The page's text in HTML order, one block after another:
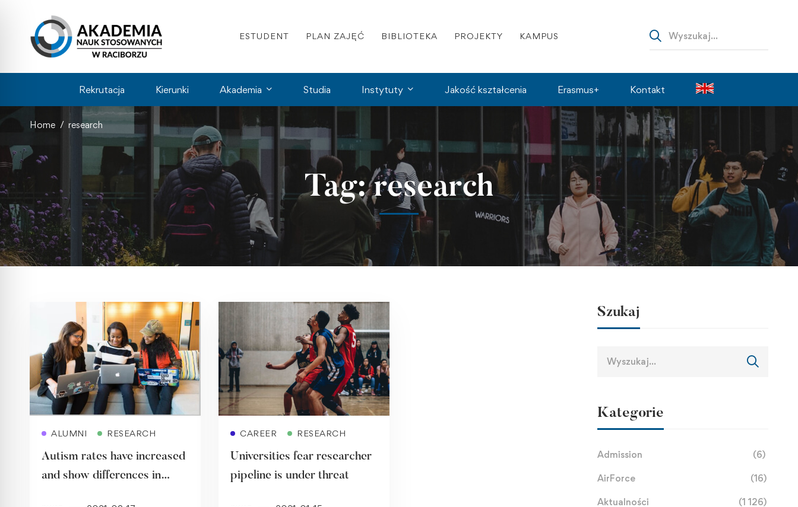
ESTUDENT PLAN ZAJĘĆ BIBLIOTEKA PROJEKTY KAMPUS
Rekrutacja Kierunki Akademia Studia Instytuty Jakość kształcenia Erasmus+ Kontakt
Home research
Tag: research
ALUMNI RESEARCH
Autism rates have increased
and show differences in
CAREER RESEARCH
Universities fear researcher
pipeline is under threat
Szukaj
Kategorie
Admission (6)
AirForce (16)
Aktualności (1 126)